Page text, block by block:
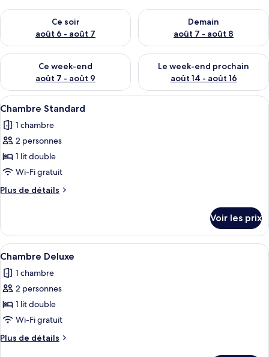
Ce soir
août 6 - août 7
Vérifier la disponibilité pour ce soir août 6 - août 7
Demain
août 7 - août 8
Vérifier la disponibilité pour
Ce week-end
août 7 - août 9
Vérifier la disponibilité pour ce week-end août 7 - août 9
Le week-end prochain
août 14 - août 16
Vérifier la disponibilité pour
Afficher
toutes
les
photos
pour
ce
type
de
Chambre
Standard
Un lit bien fait, recouvert d’une
3
Chambre Standard
1 chambre
2 personnes
1 lit double
Wi-Fi gratuit
Plus de détails
Plus
le
type
de
Chambre
Standard
Voir les prix
Afficher
toutes
les
photos
pour
ce
type
de
Une chambre à coucher avec un lit,
2
Chambre Deluxe
1 chambre
2 personnes
1 lit double
Wi-Fi gratuit
Plus de détails
Plus